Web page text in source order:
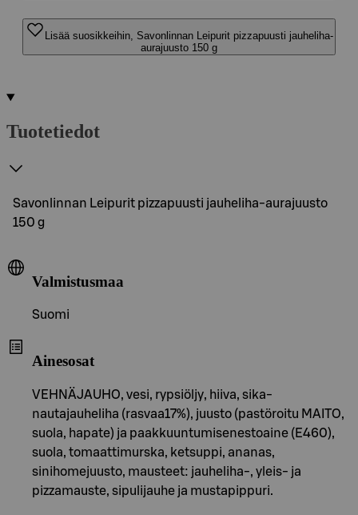
Lisää suosikkeihin, Savonlinnan Leipurit pizzapuusti jauheliha-
aurajuusto 150 g
Tuotetiedot
Savonlinnan Leipurit pizzapuusti jauheliha-aurajuusto
150 g
Valmistusmaa
Suomi
Ainesosat
VEHNÄJAUHO, vesi, rypsiöljy, hiiva, sika-
nautajauheliha (rasvaa17%), juusto (pastöroitu MAITO,
suola, hapate) ja paakkuuntumisenestoaine (E460),
suola, tomaattimurska, ketsuppi, ananas,
sinihomejuusto, mausteet: jauheliha-, yleis- ja
pizzamauste, sipulijauhe ja mustapippuri.